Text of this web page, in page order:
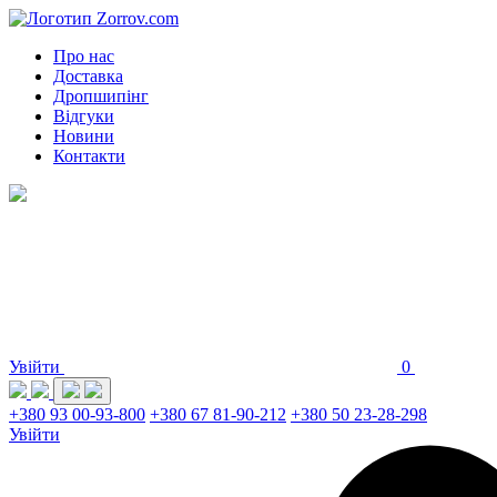
Про нас
Доставка
Дропшипінг
Відгуки
Новини
Контакти
Увійти 0
+380 93 00-93-800 +380 67 81-90-212 +380 50 23-28-298
Увійти